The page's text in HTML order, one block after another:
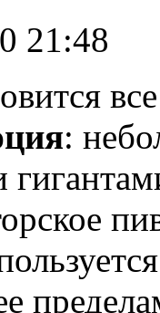
21:48
: